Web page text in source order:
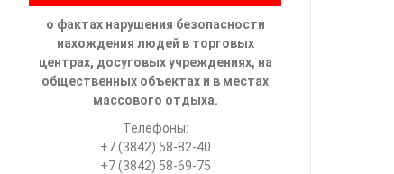
о фактах нарушения безопасности
нахождения людей в торговых
центрах, досуговых учреждениях, на
общественных объектах и в местах
массового отдыха.
Телефоны:
+7 (3842) 58-82-40
+7 (3842) 58-69-75